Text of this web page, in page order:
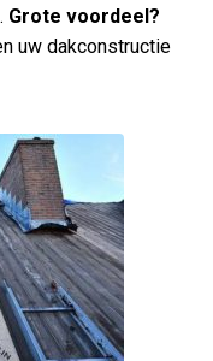
Grote voordeel?
uw dakconstructie